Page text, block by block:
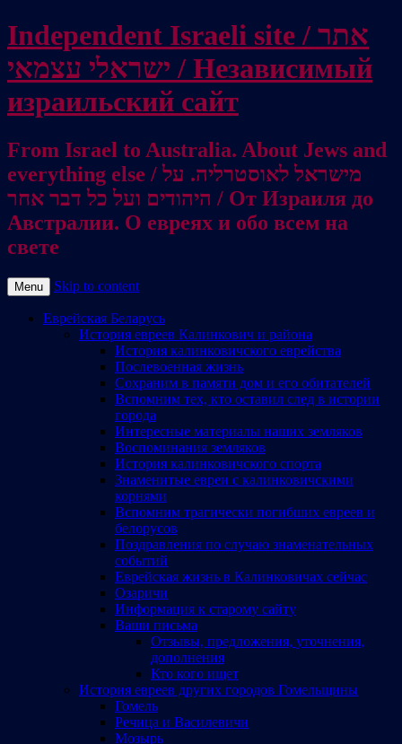
Independent Israeli site / אתר
ישראלי עצמאי / Независимый
израильский сайт
From Israel to Australia. About Jews and
everything else / מישראל לאוסטרליה. על
היהודים ועל כל דבר אחר / От Израиля до
Австралии. О евреях и обо всем на
свете
Menu Skip to content
Еврейская Беларусь
История евреев Калинкович и района
История калинковичского еврейства
Послевоенная жизнь
Сохраним в памяти дом и его обитателей
Вспомним тех, кто оставил след в истории
города
Интересные материалы наших земляков
Воспоминания земляков
История калинковичского спорта
Знаменитые евреи с калинковичскими
корнями
Вспомним трагически погибших евреев и
белорусов
Поздравления по случаю знаменательных
событий
Еврейская жизнь в Калинковичах сейчас
Озаричи
Информация к старому сайту
Ваши письма
Отзывы, предложения, уточнения,
дополнения
Кто кого ищет
История евреев других городов Гомельщины
Гомель
Речица и Василевичи
Мозырь